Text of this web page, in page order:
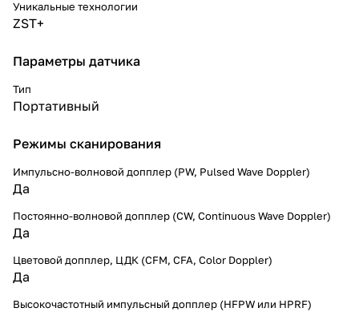
Уникальные технологии
ZST+
Параметры датчика
Тип
Портативный
Режимы сканирования
Импульсно-волновой допплер (PW, Pulsed Wave Doppler)
Да
Постоянно-волновой допплер (CW, Continuous Wave Doppler)
Да
Цветовой допплер, ЦДК (CFM, CFA, Color Doppler)
Да
Высокочастотный импульсный допплер (HFPW или HPRF)